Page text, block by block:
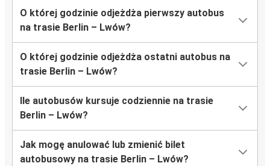
O której godzinie odjeżdża pierwszy autobus
na trasie Berlin – Lwów?
O której godzinie odjeżdża ostatni autobus na
trasie Berlin – Lwów?
Ile autobusów kursuje codziennie na trasie
Berlin – Lwów?
Jak mogę anulować lub zmienić bilet
autobusowy na trasie Berlin – Lwów?